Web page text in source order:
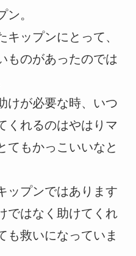
。
ップンにとって、
ものがあったのでは
けが必要な時、いつ
くれるのはやはりマ
てもかっこいいなと
ップンではあります
ではなく助けてくれ
も救いになっていま